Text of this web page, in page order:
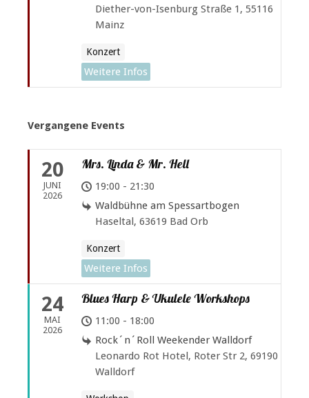
Diether-von-Isenburg Straße 1, 55116
Mainz
Konzert
Weitere Infos
Vergangene Events
20
JUNI
2026
Mrs. Linda & Mr. Hell
19:00 - 21:30
Waldbühne am Spessartbogen
Haseltal, 63619 Bad Orb
Konzert
Weitere Infos
24
MAI
2026
Blues Harp & Ukulele Workshops
11:00 - 18:00
Rock´n´Roll Weekender Walldorf
Leonardo Rot Hotel, Roter Str 2, 69190
Walldorf